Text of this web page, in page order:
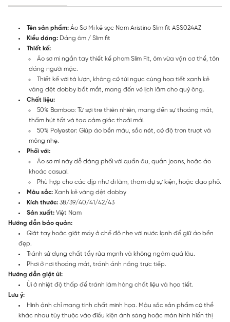
Tên sản phẩm: Áo Sơ Mi kẻ sọc Nam Aristino Slim fit ASS024AZ
Kiểu dáng: Dáng ôm / Slim fit
Thiết kế:
Áo sơ mi ngắn tay thiết kế phom Slim Fit, ôm vừa vặn cơ thể, tôn
dáng người mặc.
Thiết kế với tà lượn, không có túi ngực cùng họa tiết xanh kẻ
vàng dệt dobby bắt mắt, mang đến vẻ lịch lãm cho quý ông.
Chất liệu:
50% Bamboo: Từ sợi tre thiên nhiên, mang đến sự thoáng mát,
thấm hút tốt và tạo cảm giác thoải mái.
50% Polyester: Giúp áo bền màu, sắc nét, có độ trơn trượt và
mỏng nhẹ.
Phối với:
Áo sơ mi này dễ dàng phối với quần âu, quần jeans, hoặc áo
khoác casual.
Phù hợp cho các dịp như đi làm, tham dự sự kiện, hoặc dạo phố.
Màu sắc: Xanh kẻ vàng dệt dobby
Kích thước: 38/39/40/41/42/43
Sản xuất: Việt Nam
Hướng dẫn bảo quản:
Giặt tay hoặc giặt máy ở chế độ nhẹ với nước lạnh để giữ áo bền
đẹp.
Tránh sử dụng chất tẩy rửa mạnh và không ngâm quá lâu.
Phơi ở nơi thoáng mát, tránh ánh nắng trực tiếp.
Hướng dẫn giặt ủi:
Ủi ở nhiệt độ thấp để tránh làm hỏng chất liệu và họa tiết.
Lưu ý:
Hình ảnh chỉ mang tính chất minh họa. Màu sắc sản phẩm có thể
khác nhau tùy thuộc vào điều kiện ánh sáng hoặc màn hình hiển thị